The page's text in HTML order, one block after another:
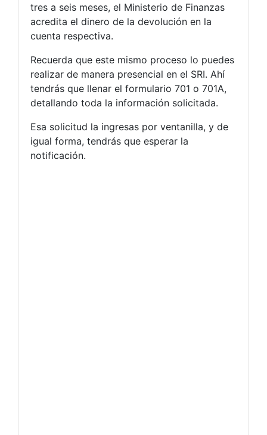
tres a seis meses, el Ministerio de Finanzas
acredita el dinero de la devolución en la
cuenta respectiva.
Recuerda que este mismo proceso lo puedes
realizar de manera presencial en el SRI. Ahí
tendrás que llenar el formulario 701 o 701A,
detallando toda la información solicitada.
Esa solicitud la ingresas por ventanilla, y de
igual forma, tendrás que esperar la
notificación.